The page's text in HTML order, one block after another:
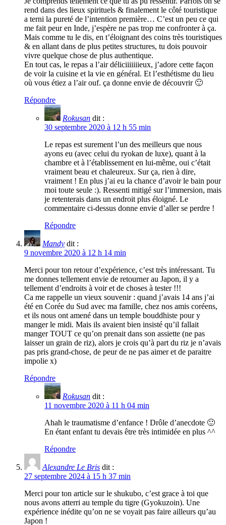
rend dans des lieux spirituels & finalement le côté touristique
a terni la pureté de l’intention première… C’est un peu ce qui
me fait peur en Inde, j’espère ne pas trop me confronter à ça.
Mais comme tu le dis, en t’éloignant des coins très touristiques
& en allant dans de plus petites structures, tu dois pouvoir
vivre quelque chose de plus authentique.
En tout cas, le repas a l’air déliciiiiiiieux, j’adore cette façon
de voir la cuisine et la vie en général. Et l’esthétisme du lieu
où vous étiez a l’air ouf. ça donne envie de découvrir 🙂
Répondre
Rokusan dit :
30 septembre 2020 à 12 h 55 min
Le repas est surement l’un des meilleurs que nous
ayons eu (avec celui du ryokan de luxe), quant à la
chambre et à l’établissement en lui-même, oui c’était
vraiment beau et chaleureux. Sur ça, rien à dire,
vraiment ! En plus j’ai eu la chance d’avoir le bain pour
moi toute seule :). Ressenti mitigé sur l’immersion, mais
je retenterais dans un endroit plus éloigné. Le
commentaire ci-dessus donne envie d’aller se perdre !
Répondre
Mandy dit :
9 novembre 2020 à 12 h 14 min
Merci pour ton retour d’expérience, c’est très intéressant. Tu
me donnes tellement envie de retourner au Japon, il y a
tellement d’endroits à voir et de choses à tester !!!
Ca me rappelle un vieux souvenir : quand j’avais 14 ans j’ai
été en Corée du Sud avec ma famille, chez nos amis coréens,
et ils nous ont amené dans un temple bouddhiste pour y
manger le midi. Mais ils avaient bien insisté qu’il fallait
manger TOUT ce qu’on prenait dans son assiette (ne pas
laisser un grain de riz), alors je crois qu’à part du riz je n’avais
pas pris grand-chose, de peur de ne pas aimer et de paraitre
impolie x)
Répondre
Rokusan dit :
11 novembre 2020 à 11 h 04 min
Ahah le traumatisme d’enfance ! Drôle d’anecdote 🙂
En étant enfant tu devais être très intimidée en plus ^^
Répondre
Alexandre Le Bris dit :
27 septembre 2024 à 15 h 37 min
Merci pour ton article sur le shukubo, c’est grace à toi que
nous avons atterri au temple du tigre (Gyokuzoin). Une
expérience inédite qu’on ne se voyait pas faire ailleurs qu’au
Japon !